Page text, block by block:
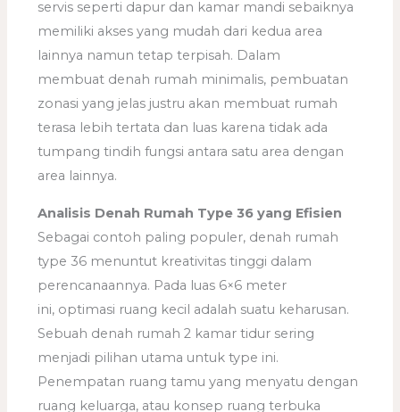
servis seperti dapur dan kamar mandi sebaiknya
memiliki akses yang mudah dari kedua area
lainnya namun tetap terpisah. Dalam
membuat denah rumah minimalis, pembuatan
zonasi yang jelas justru akan membuat rumah
terasa lebih tertata dan luas karena tidak ada
tumpang tindih fungsi antara satu area dengan
area lainnya.
Analisis Denah Rumah Type 36 yang Efisien
Sebagai contoh paling populer, denah rumah
type 36 menuntut kreativitas tinggi dalam
perencanaannya. Pada luas 6×6 meter
ini, optimasi ruang kecil adalah suatu keharusan.
Sebuah denah rumah 2 kamar tidur sering
menjadi pilihan utama untuk type ini.
Penempatan ruang tamu yang menyatu dengan
ruang keluarga, atau konsep ruang terbuka